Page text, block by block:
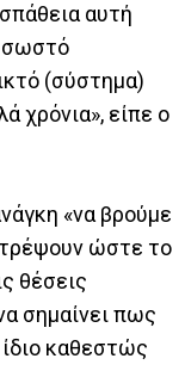
αυτή
σωστό
(σύστημα)
χρόνια», είπε ο
«να βρούμε
ώστε το
θέσεις
σημαίνει πως
καθεστώς